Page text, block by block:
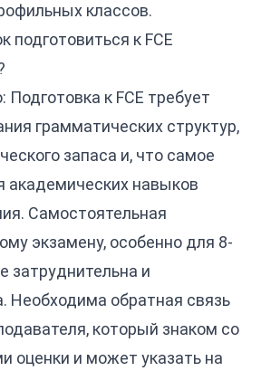
классов.
подготовиться к FCE
Подготовка к FCE требует
грамматических структур,
запаса и, что самое
академических навыков
Самостоятельная
экзамену, особенно для 8-
затруднительна и
Необходима обратная связь
который знаком со
оценки и может указать на